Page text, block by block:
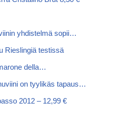
yhdistelmä sopii…
Rieslingiä testissä
della…
on tyylikäs tapaus…
2012 – 12,99 €